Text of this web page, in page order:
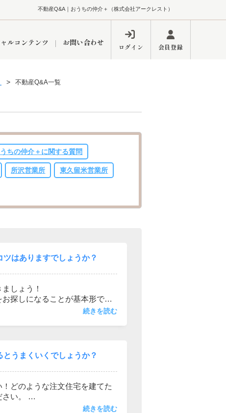
不動産Q&A｜おうちの仲介＋（株式会社アークレスト）
するメリット
西東京市 東村山市
市 練馬区
東久留米営業所
ルコンテンツ お問い合わせ ログイン 会員登録
不動産Q&A一覧
ちの仲介＋に関する質問
所沢営業所 東久留米営業所
はありますでしょうか？
しょう！
探しになることが基本形です
を進めることもご検討いただけ
続きを読む
うまくいくでしょうか？
どのような注文住宅を建てた
い。
金やローンの組み立てを提案さ
続きを読む